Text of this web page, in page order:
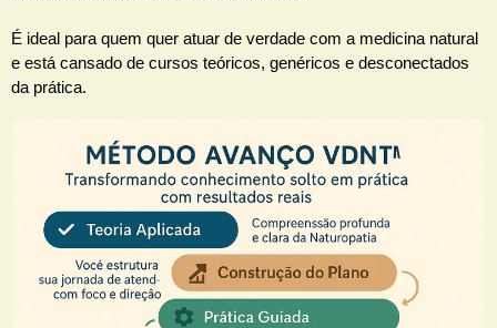
É ideal para quem quer atuar de verdade com a medicina natural
e está cansado de cursos teóricos, genéricos e desconectados
da prática.